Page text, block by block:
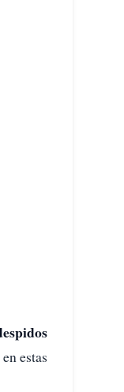
estas